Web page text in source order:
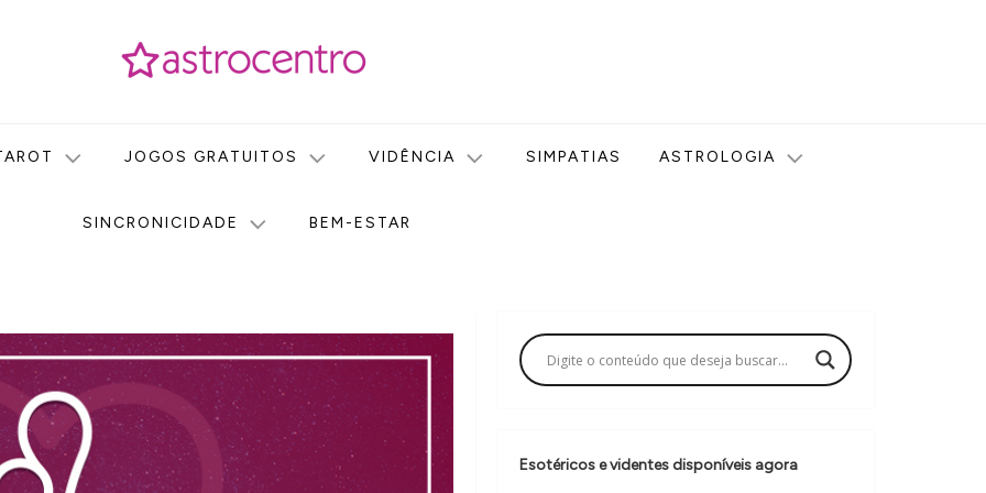
JOGOS GRATUITOS VIDÊNCIA SIMPATIAS ASTROLOGIA
SINCRONICIDADE BEM-ESTAR
Esotéricos e videntes disponíveis agora